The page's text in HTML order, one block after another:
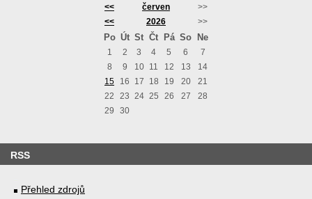
<< červen
>>
<<
2026 >>
Po Út St Čt Pá So Ne
1 2 3 4 5 6
7
8
9 10 11 12 13
14
15
16 17 18 19 20
21
22
23 24 25 26 27
28
29
30
RSS
Přehled zdrojů